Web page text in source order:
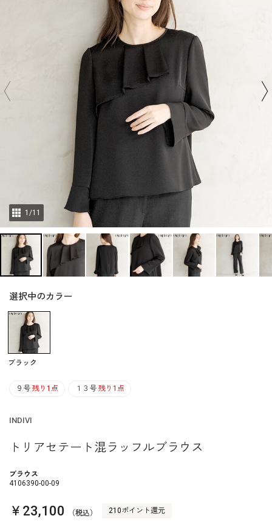
1 /11
選択中のカラー
ブラック
９号 残り1点 １３号 残り1点
INDIVI
トリアセテート混ラッフルブラウス
ブラウス
4106390-00-09
￥23,100 （税込） 210ポイント還元